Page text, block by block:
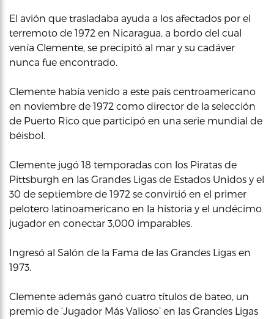
El avión que trasladaba ayuda a los afectados por el
terremoto de 1972 en Nicaragua, a bordo del cual
venía Clemente, se precipitó al mar y su cadáver
nunca fue encontrado.
Clemente había venido a este país centroamericano
en noviembre de 1972 como director de la selección
de Puerto Rico que participó en una serie mundial de
béisbol.
Clemente jugó 18 temporadas con los Piratas de
Pittsburgh en las Grandes Ligas de Estados Unidos y el
30 de septiembre de 1972 se convirtió en el primer
pelotero latinoamericano en la historia y el undécimo
jugador en conectar 3,000 imparables.
Ingresó al Salón de la Fama de las Grandes Ligas en
1973.
Clemente además ganó cuatro títulos de bateo, un
premio de ‘Jugador Más Valioso’ en las Grandes Ligas